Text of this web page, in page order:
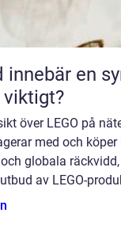
innebär en
över LEGO på
med och
globala
av LEGO-